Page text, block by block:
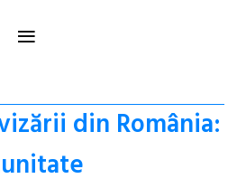
≡
din România: